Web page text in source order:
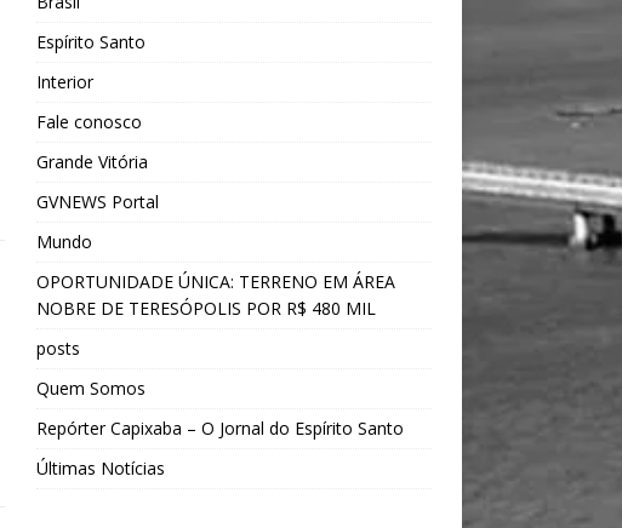
Espírito Santo
Interior
Fale conosco
Grande Vitória
GVNEWS Portal
Mundo
OPORTUNIDADE ÚNICA: TERRENO EM ÁREA
NOBRE DE TERESÓPOLIS POR R$ 480 MIL
posts
Quem Somos
Repórter Capixaba – O Jornal do Espírito Santo
Últimas Notícias